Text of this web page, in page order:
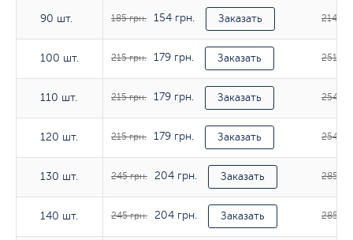
90 шт.
100 шт.
110 шт.
120 шт.
130 шт.
140 шт.
90 шт. 185 грн. 154 грн. Заказать 214
100 шт. 215 грн. 179 грн. Заказать 251
110 шт. 215 грн. 179 грн. Заказать 254
120 шт. 215 грн. 179 грн. Заказать 254
130 шт. 245 грн. 204 грн. Заказать 285
140 шт. 245 грн. 204 грн. Заказать 285